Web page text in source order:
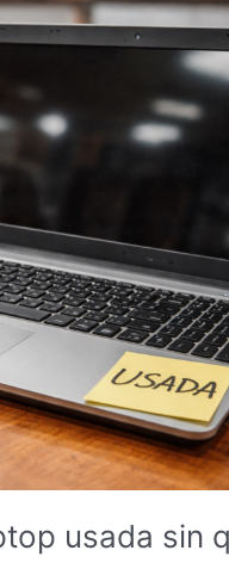
usada sin